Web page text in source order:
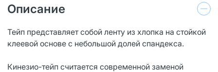
Описание
Тейп представляет собой ленту из хлопка на стойкой
клеевой основе с небольшой долей спандекса.
Кинезио-тейп считается современной заменой